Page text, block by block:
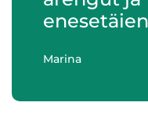
Marina